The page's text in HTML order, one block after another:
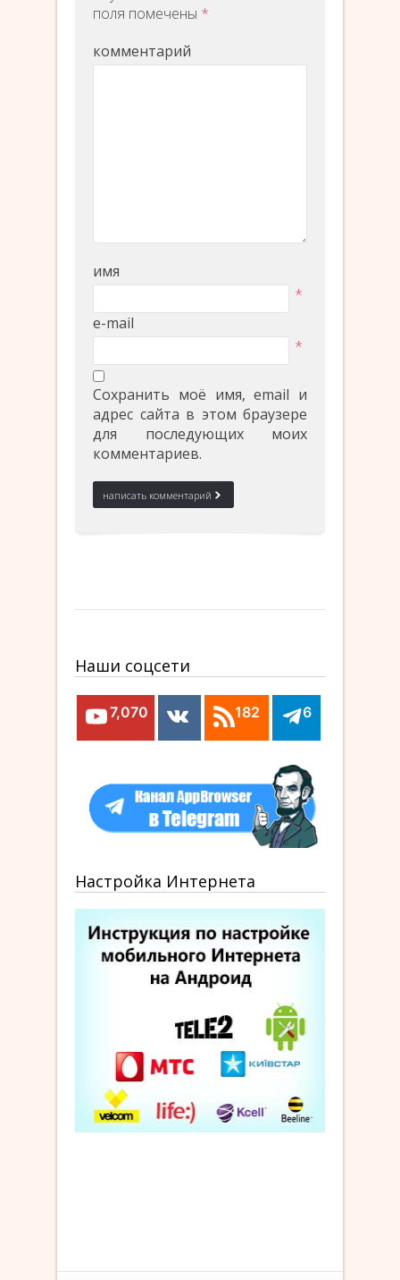
поля помечены *
комментарий
имя
*
e-mail
*
Сохранить моё имя, email и
адрес сайта в этом браузере
для последующих моих
комментариев.
Наши соцсети
7,070 182 6
Настройка Интернета